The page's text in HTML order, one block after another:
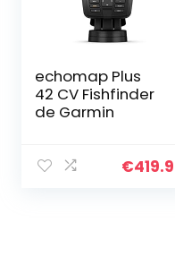
echomap Plus
42 CV Fishfinder
de Garmin
€